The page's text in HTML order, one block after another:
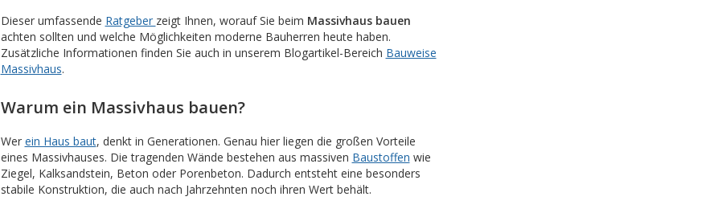
Dieser umfassende Ratgeber zeigt Ihnen, worauf Sie beim Massivhaus bauen
achten sollten und welche Möglichkeiten moderne Bauherren heute haben.
Zusätzliche Informationen finden Sie auch in unserem Blogartikel-Bereich Bauweise
Massivhaus.
Warum ein Massivhaus bauen?
Wer ein Haus baut, denkt in Generationen. Genau hier liegen die großen Vorteile
eines Massivhauses. Die tragenden Wände bestehen aus massiven Baustoffen wie
Ziegel, Kalksandstein, Beton oder Porenbeton. Dadurch entsteht eine besonders
stabile Konstruktion, die auch nach Jahrzehnten noch ihren Wert behält.